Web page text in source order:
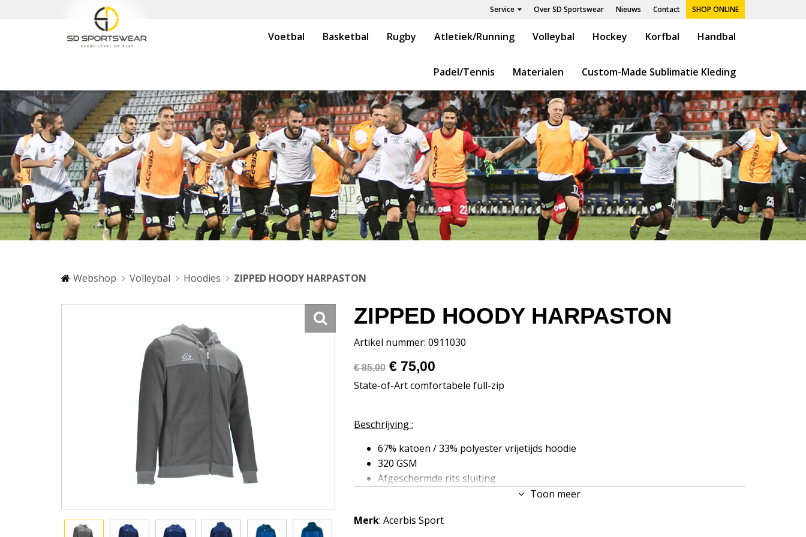
Service Over SD Sportswear Nieuws Contact SHOP ONLINE
Voetbal Basketbal Rugby Atletiek/Running Volleybal Hockey Korfbal Handbal
Padel/Tennis Materialen Custom-Made Sublimatie Kleding
Webshop Volleybal Hoodies ZIPPED HOODY HARPASTON
ZIPPED HOODY HARPASTON
Artikel nummer: 0911030
€ 85,00€ 75,00
State-of-Art comfortabele full-zip
Beschrijving :
67% katoen / 33% polyester vrijetijds hoodie
320 GSM
Afgeschermde rits sluiting
Maat S - 3XL
Toon meer
Merk: Acerbis Sport